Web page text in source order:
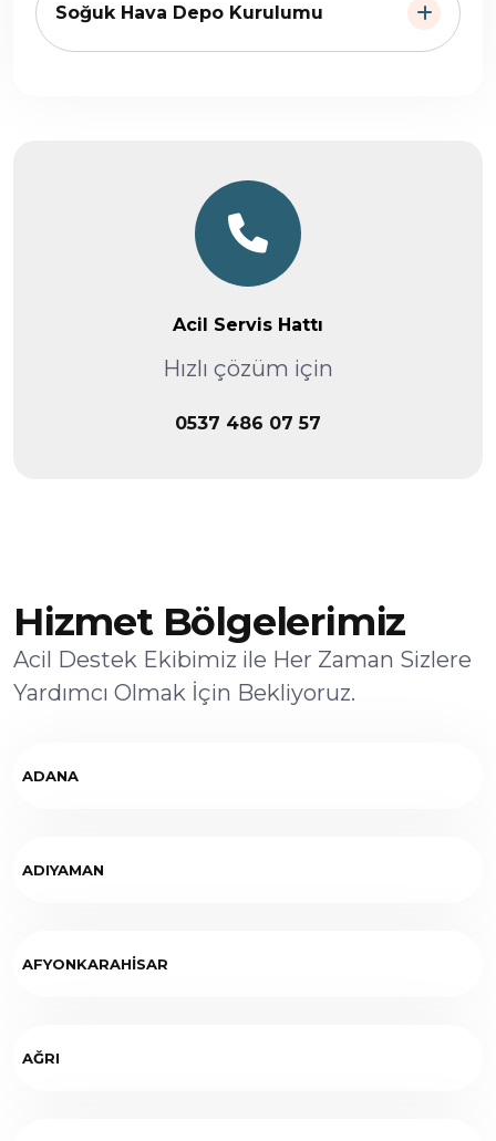
Soğuk Hava Depo Kurulumu
Acil Servis Hattı
Hızlı çözüm için
0537 486 07 57
Hizmet Bölgelerimiz
Acil Destek Ekibimiz ile Her Zaman Sizlere
Yardımcı Olmak İçin Bekliyoruz.
ADANA
ADIYAMAN
AFYONKARAHİSAR
AĞRI